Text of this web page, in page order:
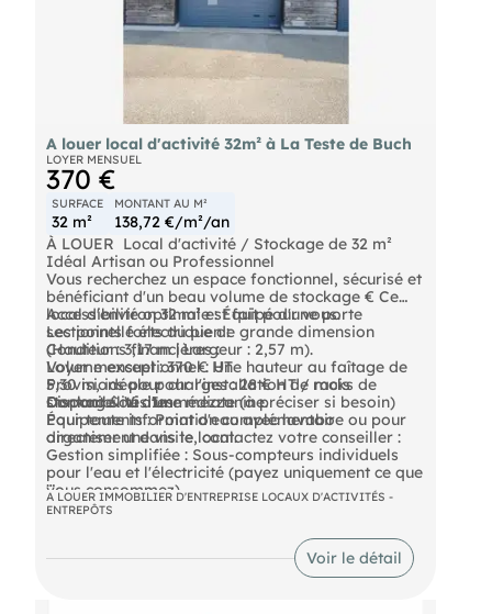
A louer local d'activité 32m² à La Teste de Buch
LOYER MENSUEL
370 €
SURFACE
32 m²
MONTANT AU M²
138,72 €/m²/an
À LOUER  Local d'activité / Stockage de 32 m² 
Idéal Artisan ou Professionnel
Vous recherchez un espace fonctionnel, sécurisé et
bénéficiant d'un beau volume de stockage € Ce
local d'environ 32 m² est fait pour vous.
Les points forts du bien :
Accessibilité optimale : Équipé d'une porte
sectionnelle électrique de grande dimension
(Hauteur : 3,17 m | Largeur : 2,57 m).
Volume exceptionnel : Une hauteur au faîtage de
5,30 m, idéale pour l'installation de racks de
stockage ou d'une mezzanine.
Équipements : Point d'eau avec lavabo
directement dans le local.
Gestion simplifiée : Sous-compteurs individuels
pour l'eau et l'électricité (payez uniquement ce que
vous consommez).
Conditions financières :
Loyer mensuel : 370 € HT
Provisions pour charges : 28 € HT / mois
Disponibilité : Immédiate (à préciser si besoin)
Contact & Visites
Pour toute information complémentaire ou pour
organiser une visite, contactez votre conseiller :
- Loyer annuel : 4440 € HT
A LOUER IMMOBILIER D'ENTREPRISE LOCAUX D'ACTIVITÉS -
ENTREPÔTS
Voir le détail